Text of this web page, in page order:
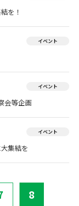
を！
イベント
イベント
会等企画
イベント
集結を
8